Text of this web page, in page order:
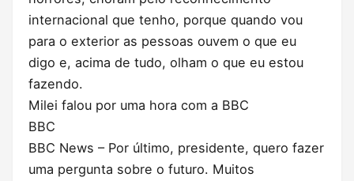
internacional que tenho, porque quando vou
para o exterior as pessoas ouvem o que eu
digo e, acima de tudo, olham o que eu estou
fazendo.
Milei falou por uma hora com a BBC
BBC
BBC News – Por último, presidente, quero fazer
uma pergunta sobre o futuro. Muitos